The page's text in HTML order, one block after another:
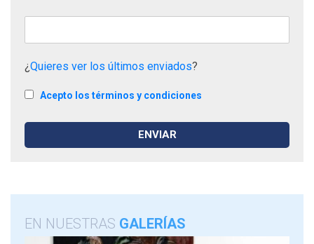
¿Quieres ver los últimos enviados?
Acepto los términos y condiciones
EN NUESTRAS GALERÍAS